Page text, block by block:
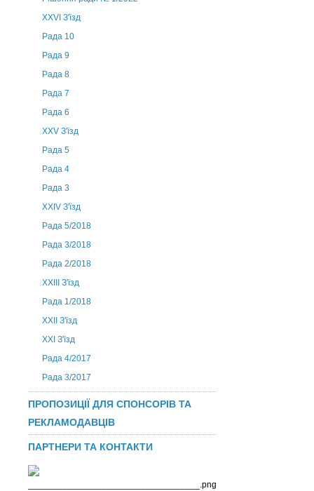
XXVI З'їзд
Рада 10
Рада 9
Рада 8
Рада 7
Рада 6
XXV З'їзд
Рада 5
Рада 4
Рада 3
ХХIV З'їзд
Рада 5/2018
Рада 3/2018
Рада 2/2018
XXIII З'їзд
Рада 1/2018
ХХІІ З'їзд
XXI З'їзд
Рада 4/2017
Рада 3/2017
ПРОПОЗИЦІЇ ДЛЯ СПОНСОРІВ ТА
РЕКЛАМОДАВЦІВ
ПАРТНЕРИ ТА КОНТАКТИ